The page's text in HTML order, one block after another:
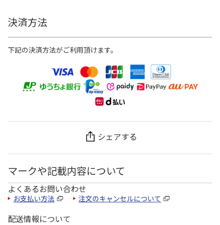
決済方法
下記の決済方法がご利用頂けます。
シェアする
マークや記載内容について
よくあるお問い合わせ
お支払い方法 注文のキャンセルについて
配送情報について